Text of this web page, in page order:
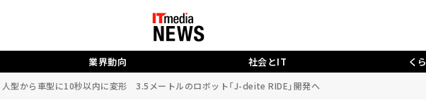
業界動向 社会とIT く
人型から車型に10秒以内に変形 3.5メートルのロボット「J-deite RIDE」開発へ